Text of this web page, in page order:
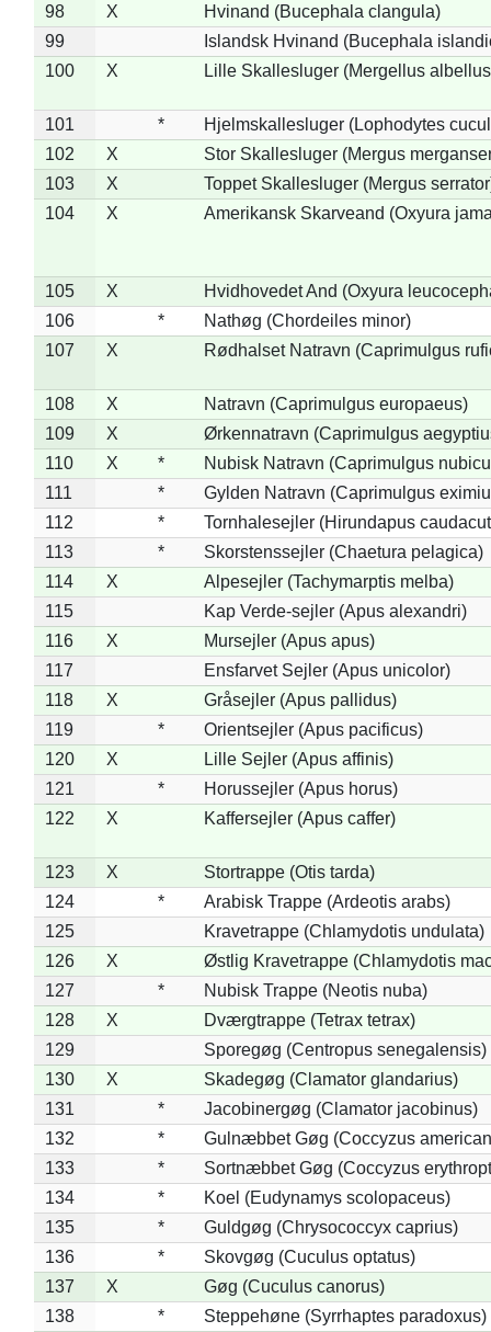
98 X
Hvinand (Bucephala clangula)
99
Islandsk Hvinand (Bucephala
100
X Lille Skallesluger (Mergellus
101 *
Hjelmskallesluger (Lophodytes
102
X
Stor Skallesluger (Mergus
103
X
Toppet Skallesluger (Mergus
104
X Amerikansk Skarveand (Oxyura
105 X
Hvidhovedet And (Oxyura
106
*
Nathøg (Chordeiles minor)
107
X Rødhalset Natravn (Caprimulgus
108 X
Natravn (Caprimulgus europaeus)
109
X
Ørkennatravn (Caprimulgus
110
X *
Nubisk Natravn (Caprimulgus
111
*
Gylden Natravn (Caprimulgus
112
*
Tornhalesejler (Hirundapus
113
*
Skorstenssejler (Chaetura pelagica)
114
X
Alpesejler (Tachymarptis melba)
115
Kap Verde-sejler (Apus alexandri)
116
X
Mursejler (Apus apus)
117
Ensfarvet Sejler (Apus unicolor)
118
X
Gråsejler (Apus pallidus)
119
*
Orientsejler (Apus pacificus)
120
X
Lille Sejler (Apus affinis)
121
*
Horussejler (Apus horus)
122
X Kaffersejler (Apus caffer)
123 X
Stortrappe (Otis tarda)
124
*
Arabisk Trappe (Ardeotis arabs)
125
Kravetrappe (Chlamydotis undulata)
126
X
Østlig Kravetrappe (Chlamydotis
127
*
Nubisk Trappe (Neotis nuba)
128
X
Dværgtrappe (Tetrax tetrax)
129
Sporegøg (Centropus senegalensis)
130
X
Skadegøg (Clamator glandarius)
131
*
Jacobinergøg (Clamator jacobinus)
132
*
Gulnæbbet Gøg (Coccyzus
133
*
Sortnæbbet Gøg (Coccyzus
134
*
Koel (Eudynamys scolopaceus)
135
*
Guldgøg (Chrysococcyx caprius)
136
*
Skovgøg (Cuculus optatus)
137
X
Gøg (Cuculus canorus)
138
*
Steppehøne (Syrrhaptes paradoxus)